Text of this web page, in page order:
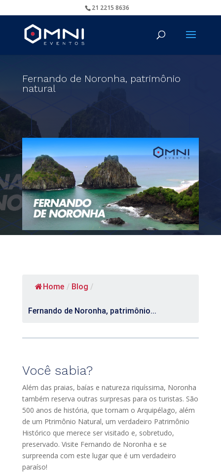
21 2215 8636
Fernando de Noronha, patrimônio
natural
Home / Blog /
Fernando de Noronha, patrimônio...
Você sabia?
Além das praias, baías e natureza riquíssima, Noronha
também reserva outras surpresas para os turistas. São
500 anos de história, que tornam o Arquipélago, além
de um Ptrimônio Natural, um verdadeiro Patrimônio
Histórico que merece ser visitado e, sobretudo,
preservado. Visite Fernando de Noronha e se
surpreenda com este lugar que é um verdadeiro
paraíso!